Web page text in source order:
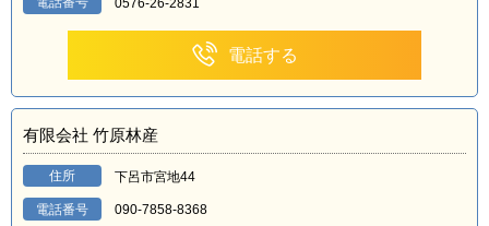
0576-26-2831
電話する
有限会社 竹原林産
住所 下呂市宮地44
電話番号 090-7858-8368